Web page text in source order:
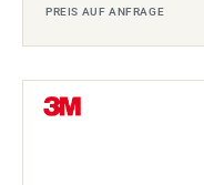
PREIS AUF ANFRAGE